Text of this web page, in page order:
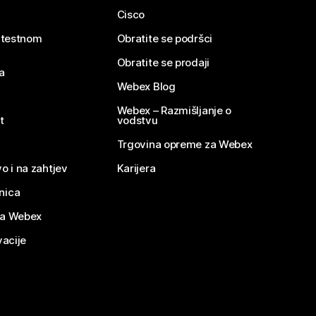
i na zahtjev
Webex
Cisco
Obratite se podršci
Obratite se prodaji
Webex Blog
Webex – Razmišljanje o
vodstvu
Trgovina opreme za Webex
Karijera